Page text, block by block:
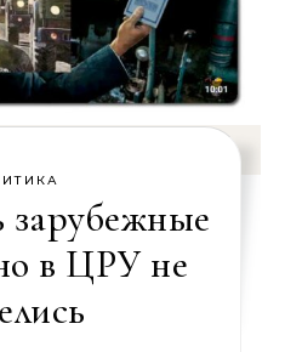
зарубежные
в ЦРУ не